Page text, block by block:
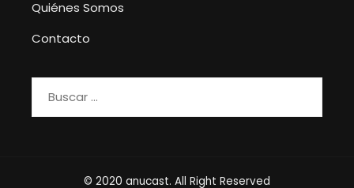
Quiénes Somos
Contacto
© 2020 anucast. All Right Reserved